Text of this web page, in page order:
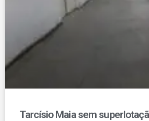
Tarcísio Maia sem